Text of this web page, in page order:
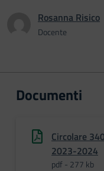
Rosanna Risico
Docente
Documenti
Circolare
2023-2024
pdf - 277 kb